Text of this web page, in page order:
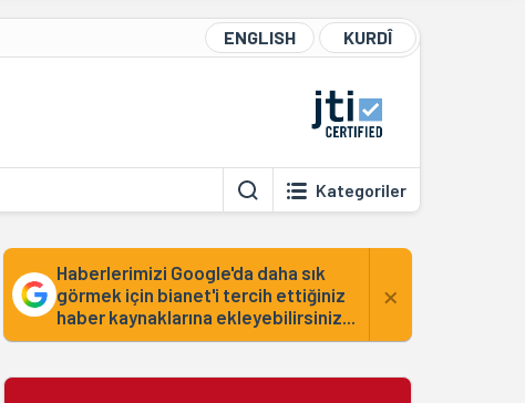
ENGLISH KURDÎ
Kategoriler
Haberlerimizi Google'da daha sık
görmek için bianet'i tercih ettiğiniz
haber kaynaklarına ekleyebilirsiniz...
×